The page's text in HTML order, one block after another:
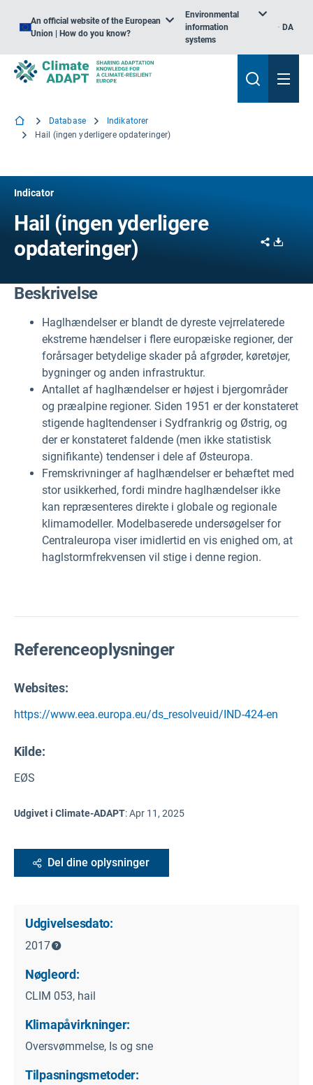
An official website of the European
Union | How do you know?
Environmental
information
systems
DA
Database
Indikatorer
Hail (ingen yderligere opdateringer)
Indicator
Hail (ingen yderligere
opdateringer)
Share
Beskrivelse
Haglhændelser er blandt de dyreste vejrrelaterede
ekstreme hændelser i flere europæiske regioner, der
forårsager betydelige skader på afgrøder, køretøjer,
bygninger og anden infrastruktur.
Antallet af haglhændelser er højest i bjergområder
og præalpine regioner. Siden 1951 er der konstateret
stigende hagltendenser i Sydfrankrig og Østrig, og
der er konstateret faldende (men ikke statistisk
signifikante) tendenser i dele af Østeuropa.
Fremskrivninger af haglhændelser er behæftet med
stor usikkerhed, fordi mindre haglhændelser ikke
kan repræsenteres direkte i globale og regionale
klimamodeller. Modelbaserede undersøgelser for
Centraleuropa viser imidlertid en vis enighed om, at
haglstormfrekvensen vil stige i denne region.
Referenceoplysninger
Websites:
https://www.eea.europa.eu/ds_resolveuid/IND-424-en
Kilde:
EØS
Udgivet i Climate-ADAPT:Apr 11, 2025
Del dine oplysninger
Udgivelsesdato:
2017
Nøgleord:
CLIM 053, hail
Klimapåvirkninger:
Oversvømmelse, Is og sne
Tilpasningsmetoder: